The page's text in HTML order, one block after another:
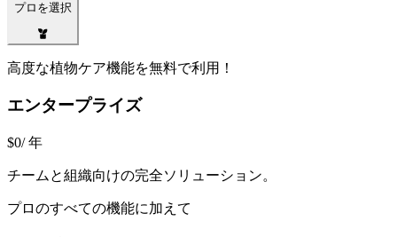
プロを選択
高度な植物ケア機能を無料で利用！
エンタープライズ
$0/ 年
チームと組織向けの完全ソリューション。
プロのすべての機能に加えて